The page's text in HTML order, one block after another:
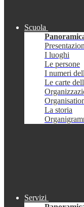
Scuola
I luoghi
Le persone
I numeri
Le carte
La storia
Servizi